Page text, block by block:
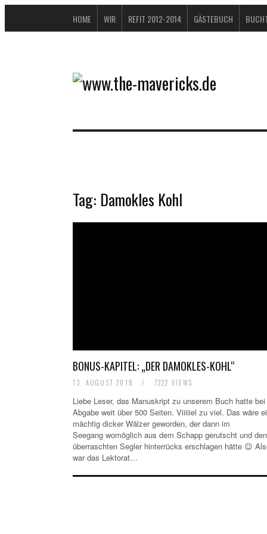
HOME WIR REFIT 2012-2014 GÄSTEBUCH
Tag: Damokles Kohl
BONUS-KAPITEL: „DER DAMOKLES-KOHL“
13. AUGUST 2018 / 7222 VIEWS
Liebe Leser, das Manuskript zu unserem Buch hatte bei
Abgabe weit über 500 Seiten. Viiiiiel zu viel. Das wäre
mächtig dicker Wälzer geworden, der dann im
Seegang womöglich aus dem Schapp gerutscht und den
überraschten Segler hinterrücks erschlagen hätte 😉
war das Lektorat…